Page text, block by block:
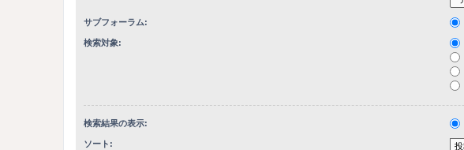
サブフォーラム:
検索対象:
検索結果の表示:
ソート: